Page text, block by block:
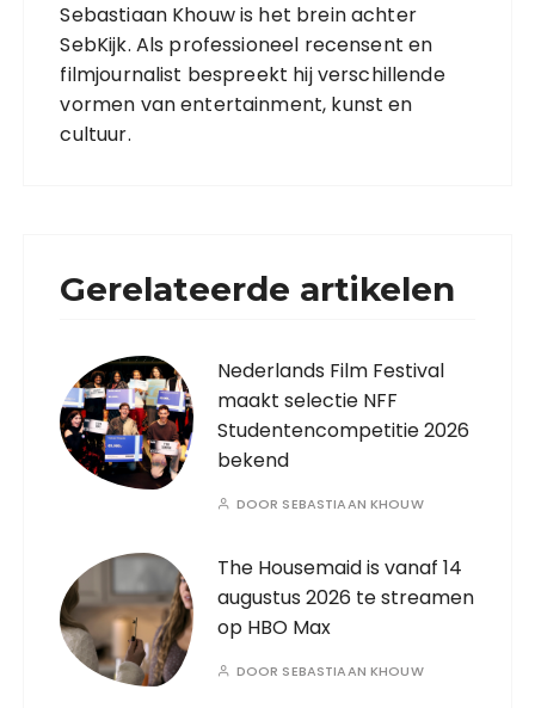
Sebastiaan Khouw is het brein achter
SebKijk. Als professioneel recensent en
filmjournalist bespreekt hij verschillende
vormen van entertainment, kunst en
cultuur.
Gerelateerde artikelen
Nederlands Film Festival
maakt selectie NFF
Studentencompetitie 2026
bekend
DOOR SEBASTIAAN KHOUW
The Housemaid is vanaf 14
augustus 2026 te streamen
op HBO Max
DOOR SEBASTIAAN KHOUW